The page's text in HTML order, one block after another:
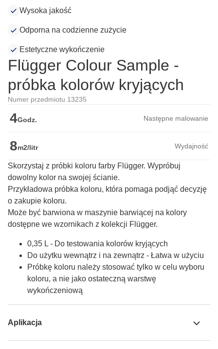
Wysoka jakość
Odporna na codzienne zużycie
Estetyczne wykończenie
Flügger Colour Sample -
próbka kolorów kryjących
Numer przedmiotu 13235
4Godz. Następne malowanie
8m2/litr Wydajność
Skorzystaj z próbki koloru farby Flügger. Wypróbuj
dowolny kolor na swojej ścianie.
Przykładowa próbka koloru, która pomaga podjąć decyzję
o zakupie koloru.
Może być barwiona w maszynie barwiącej na kolory
dostępne we wzornikach z kolekcji Flügger.
0,35 L - Do testowania kolorów kryjących
Do użytku wewnątrz i na zewnątrz - Łatwa w użyciu
Próbkę koloru należy stosować tylko w celu wyboru
koloru, a nie jako ostateczną warstwę
wykończeniową
Aplikacja